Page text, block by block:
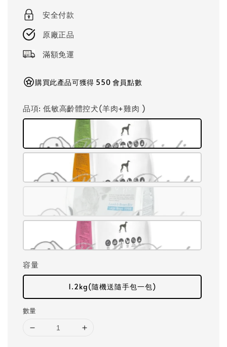
price
安全付款
原廠正品
滿額免運
購買此產品可獲得 550 會員點數
品項: 低敏高齡體控犬(羊肉+雞肉 )
容量
1.2kg(隨機送隨手包一包)
數量